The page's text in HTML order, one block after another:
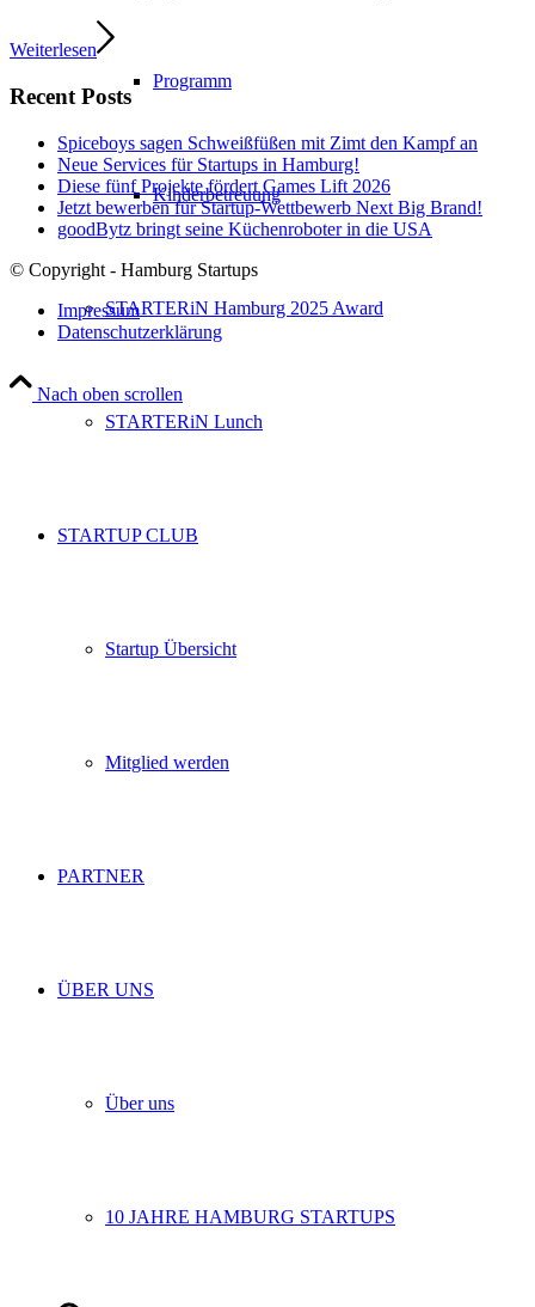
Programm
Kinderbetreuung
STARTERiN Hamburg 2025 Award
STARTERiN Lunch
STARTUP CLUB
Startup Übersicht
Mitglied werden
PARTNER
ÜBER UNS
Über uns
10 JAHRE HAMBURG STARTUPS
Weiterlesen
Recent Posts
Spiceboys sagen Schweißfüßen mit Zimt den Kampf an
Neue Services für Startups in Hamburg!
Diese fünf Projekte fördert Games Lift 2026
Jetzt bewerben für Startup-Wettbewerb Next Big Brand!
goodBytz bringt seine Küchenroboter in die USA
© Copyright - Hamburg Startups
Impressum
Datenschutzerklärung
Nach oben scrollen